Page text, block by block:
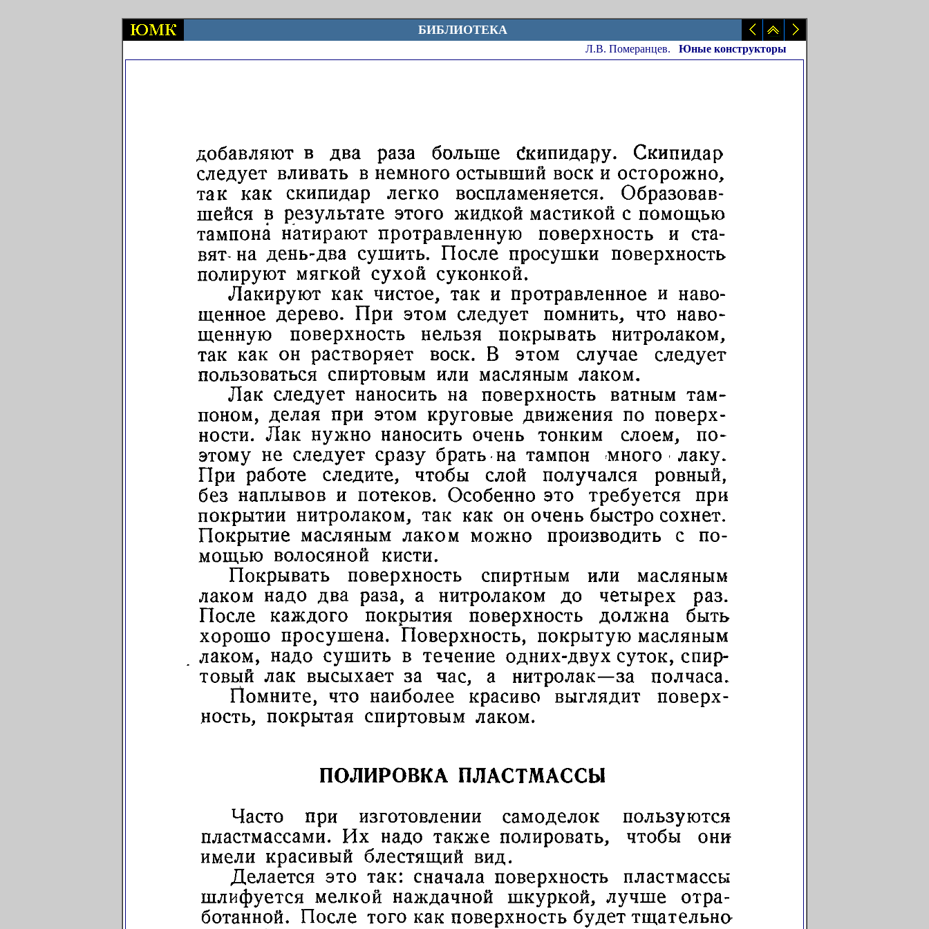
БИБЛИОТЕКА
Л.В. Померанцев. Юные конструкторы